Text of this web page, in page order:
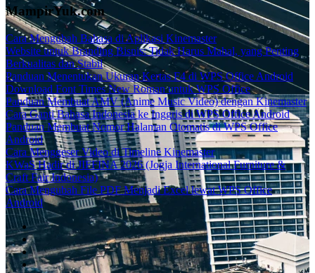
MampirYuk.com
Cara Mengubah Bahasa di Aplikasi Kinemaster
Website untuk Branding Bisnis: Tidak Harus Mahal, yang Penting
Berkualitas dan Stabil
Panduan Menentukan Ukuran Kertas F4 di WPS Office Android
Download Font Times New Roman untuk WPS Office
Panduan Membuat AMV (Anime Music Video) dengan Kinemaster
Cara Ganti Bahasa Indonesia ke Inggris di WPS Office Android
Panduan Membuat Nomor Halaman Otomatis di WPS Office
Android
Cara Menggeser Video di Timeline Kinemaster
KWaS Hadir di JIFFINA 2026 (Jogja International Furniture &
Craft Fair Indonesia)
Cara Mengubah File PDF Menjadi Excel lewat WPS Office
Android